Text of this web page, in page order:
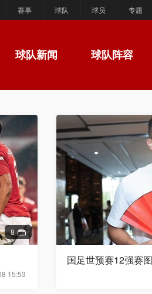
赛事 球队 球员 专题
球队新闻 球队阵容
8
15:53
国足世预赛12强赛